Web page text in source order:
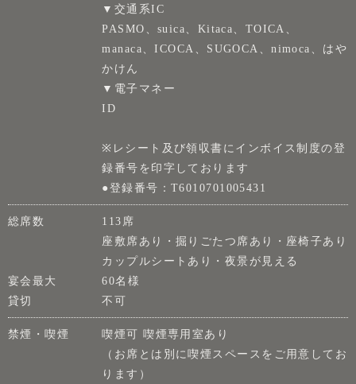
▼交通系IC
PASMO、suica、Kitaca、TOICA、
manaca、ICOCA、SUGOCA、nimoca、はや
かけん
▼電子マネー
ID
※レシート及び領収書にインボイス制度の登
録番号を印字しております
●登録番号：T6010701005431
総席数
113席
座敷席あり・掘りごたつ席あり・座椅子あり
カップルシートあり・夜景が見える
宴会最大
60名様
貸切
不可
禁煙・喫煙
喫煙可 喫煙専用室あり
（お席とは別に喫煙スペースをご用意してお
ります）